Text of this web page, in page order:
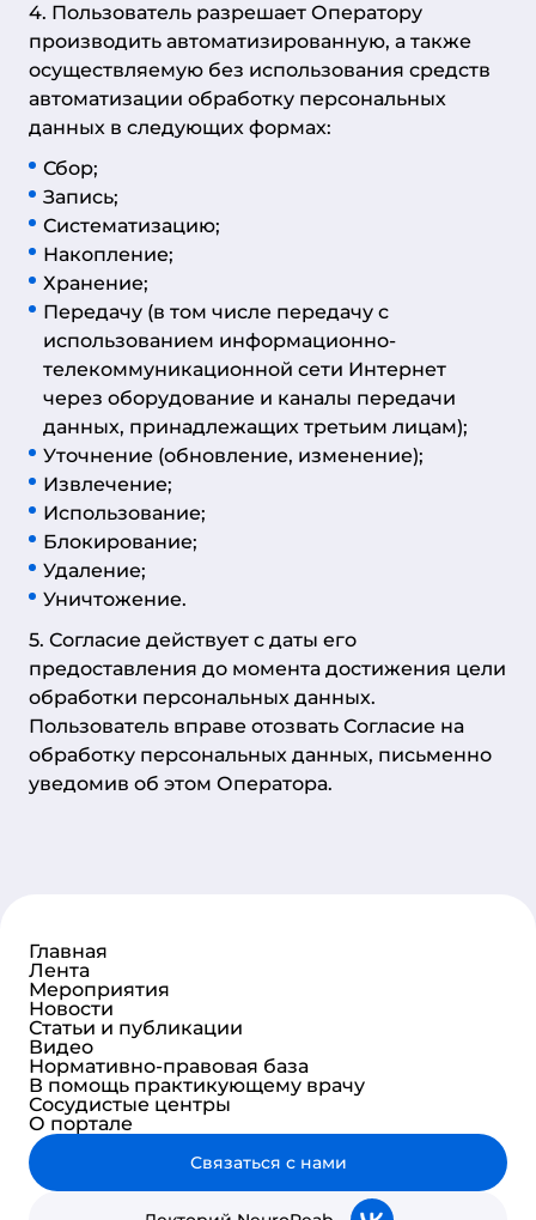
4. Пользователь разрешает Оператору
производить автоматизированную, а также
осуществляемую без использования средств
автоматизации обработку персональных
данных в следующих формах:
Сбор;
Запись;
Систематизацию;
Накопление;
Хранение;
Передачу (в том числе передачу с
использованием информационно-
телекоммуникационной сети Интернет
через оборудование и каналы передачи
данных, принадлежащих третьим лицам);
Уточнение (обновление, изменение);
Извлечение;
Использование;
Блокирование;
Удаление;
Уничтожение.
5. Согласие действует с даты его
предоставления до момента достижения цели
обработки персональных данных.
Пользователь вправе отозвать Согласие на
обработку персональных данных, письменно
уведомив об этом Оператора.
Главная
Лента
Мероприятия
Новости
Статьи и публикации
Видео
Нормативно-правовая база
В помощь практикующему врачу
Сосудистые центры
О портале
Связаться с нами